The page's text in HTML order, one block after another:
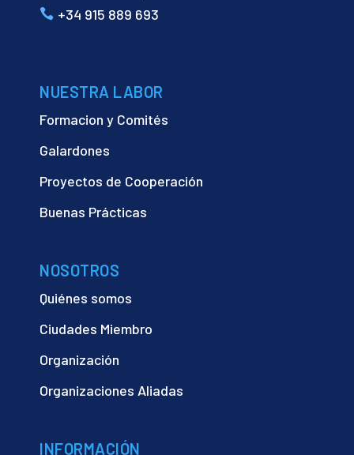
+34 915 889 693
NUESTRA LABOR
Formacion y Comités
Galardones
Proyectos de Cooperación
Buenas Prácticas
NOSOTROS
Quiénes somos
Ciudades Miembro
Organización
Organizaciones Aliadas
INFORMACIÓN